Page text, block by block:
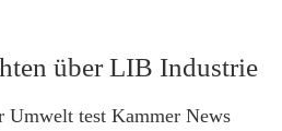
über LIB Industrie
Umwelt test Kammer News